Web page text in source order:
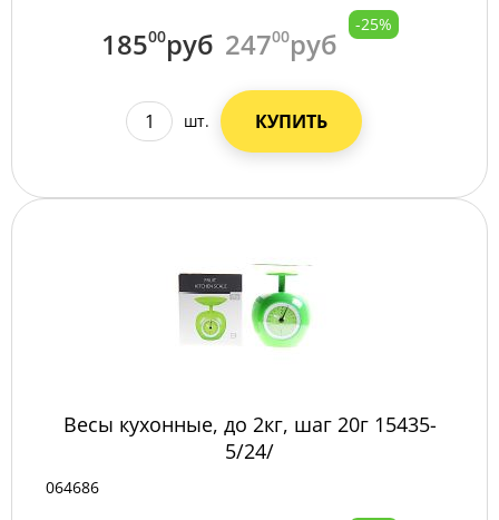
18500руб 24700руб
-25%
шт. КУПИТЬ
Весы кухонные, до 2кг, шаг 20г 15435-
5/24/
064686